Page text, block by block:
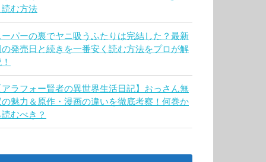
読む方法
ーパーの裏でヤニ吸うふたりは完結した？最新
の発売日と続きを一番安く読む方法をプロが解
アラフォー賢者の異世界生活日記】おっさん無
の魅力＆原作・漫画の違いを徹底考察！何巻か
むべき？